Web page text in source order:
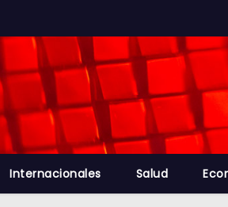
Internacionales Salud